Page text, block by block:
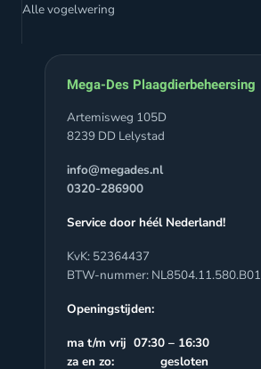
Alle vogelwering
Mega-Des Plaagdierbeheersing
Artemisweg 105D
8239 DD Lelystad
info@megades.nl
0320-286900
Service door héél Nederland!
KvK: 52364437
BTW-nummer: NL8504.11.580.B01
Openingstijden:
ma t/m vrij 07:30 – 16:30
za en zo: gesloten